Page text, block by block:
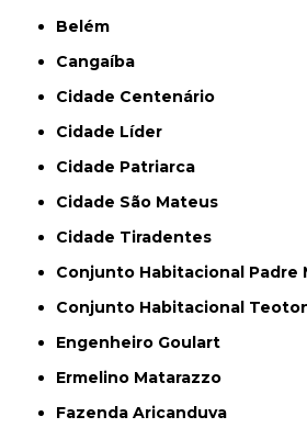
Belém
Cangaíba
Cidade Centenário
Cidade Líder
Cidade Patriarca
Cidade São Mateus
Cidade Tiradentes
Conjunto Habitacional
Conjunto Habitacional
Engenheiro Goulart
Ermelino Matarazzo
Fazenda Aricanduva